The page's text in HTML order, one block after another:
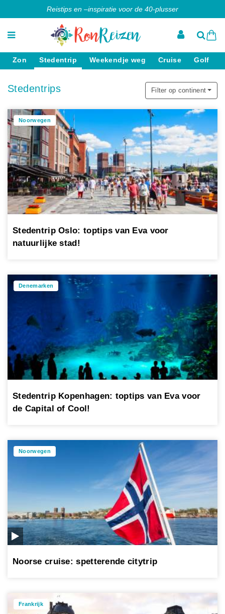
Reistips en –inspiratie voor de 40-plusser
Zon Stedentrip Weekendje weg Cruise Golf
Stedentrips Filter op continent
Noorwegen
Stedentrip Oslo: toptips van Eva voor
natuurlijke stad!
Denemarken
Stedentrip Kopenhagen: toptips van Eva voor
de Capital of Cool!
Noorwegen
Noorse cruise: spetterende citytrip
Frankrijk